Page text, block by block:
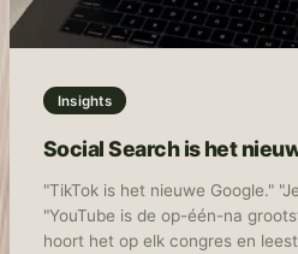
Insights
Social Search is het
"TikTok is het nieuwe Google."
"YouTube is de op-één-na
hoort het op elk congres en